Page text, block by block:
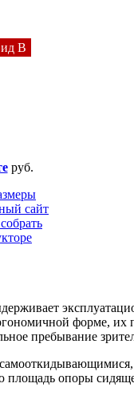
B
руб.
сайт
форме,
пребывание
опоры